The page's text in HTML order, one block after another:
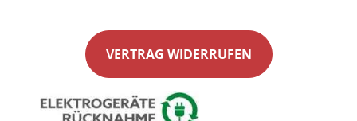
VERTRAG WIDERRUFEN